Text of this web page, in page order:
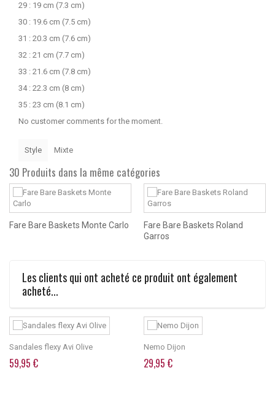
29 : 19 cm (7.3 cm)
30 : 19.6 cm (7.5 cm)
31 : 20.3 cm (7.6 cm)
32 : 21 cm (7.7 cm)
33 : 21.6 cm (7.8 cm)
34 : 22.3 cm (8 cm)
35 : 23 cm (8.1 cm)
No customer comments for the moment.
Style Mixte
30 Produits dans la même catégories
Fare Bare Baskets Monte Carlo
Fare Bare Baskets Roland
Garros
Les clients qui ont acheté ce produit ont également
acheté...
Sandales flexy Avi Olive
59,95 €
Nemo Dijon
29,95 €